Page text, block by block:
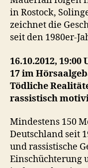
in Rostock,
zeichnet die
seit den 1980er-
16.10.2012,
17 im
Tödliche
rassistisch
Mindestens 150
Deutschland seit
und rassistische
Einschüchterung